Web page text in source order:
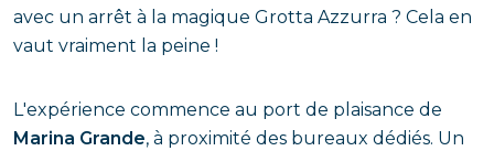
avec un arrêt à la magique Grotta Azzurra ? Cela en
vaut vraiment la peine !
L'expérience commence au port de plaisance de
Marina Grande, à proximité des bureaux dédiés. Un